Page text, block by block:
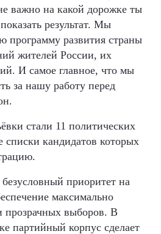
важно на какой дорожке ты
результат. Мы
программу развития страны
жителей России, их
И самое главное, что мы
за нашу работу перед
стали 11 политических
списки кандидатов которых
приоритет на
максимально
прозрачных выборов. В
партийный корпус сделает